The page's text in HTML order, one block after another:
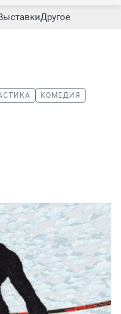
Другое
КОМЕДИЯ